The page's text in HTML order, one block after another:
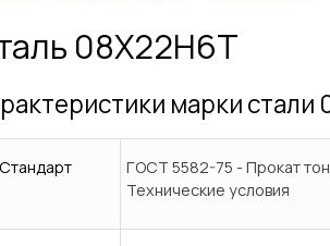
08Х22Н6Т
марки стали
Стандарт
ГОСТ 5582-75 - Прокат
Технические условия